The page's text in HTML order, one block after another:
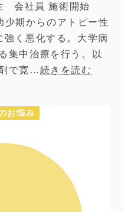
会社員 施術開始
期からのアトピー性
強く悪化する。大学病
集中治療を行う。以
で寛… 続きを読む
お悩み